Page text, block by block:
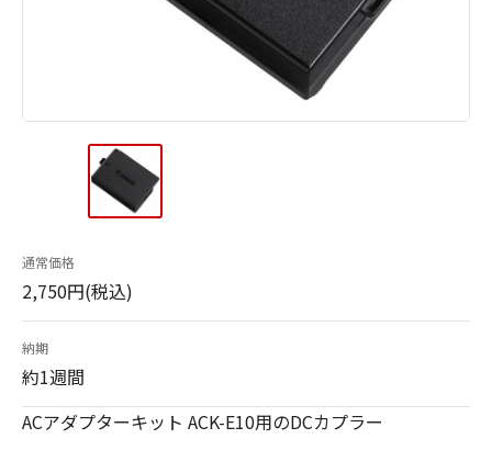
通常価格
2,750円(税込)
納期
約1週間
ACアダプターキット ACK-E10用のDCカプラー